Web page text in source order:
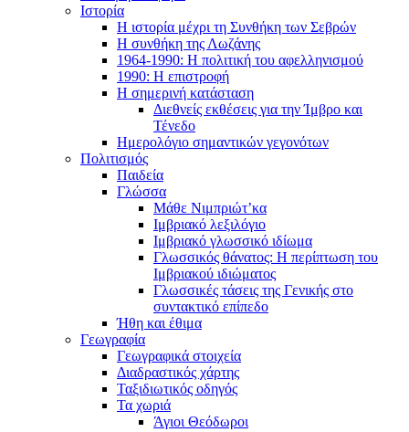
Ιστορία
Η ιστορία μέχρι τη Συνθήκη των Σεβρών
Η συνθήκη της Λωζάνης
1964-1990: Η πολιτική του αφελληνισμού
1990: Η επιστροφή
Η σημερινή κατάσταση
Διεθνείς εκθέσεις για την Ίμβρο και
Τένεδο
Ημερολόγιο σημαντικών γεγονότων
Πολιτισμός
Παιδεία
Γλώσσα
Μάθε Νιμπριώτ’κα
Ιμβριακό λεξιλόγιο
Ιμβριακό γλωσσικό ιδίωμα
Γλωσσικός θάνατος: Η περίπτωση του
Ιμβριακού ιδιώματος
Γλωσσικές τάσεις της Γενικής στο
συντακτικό επίπεδο
Ήθη και έθιμα
Γεωγραφία
Γεωγραφικά στοιχεία
Διαδραστικός χάρτης
Ταξιδιωτικός οδηγός
Τα χωριά
Άγιοι Θεόδωροι